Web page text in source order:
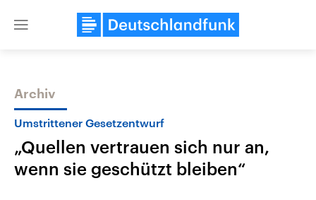
Close
Themen
Archiv
Umstrittener Gesetzentwurf
„Quellen vertrauen sich nur an,
wenn sie geschützt bleiben“